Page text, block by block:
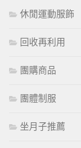
休閒運動服飾
回收再利用
團購商品
團體制服
坐月子推薦